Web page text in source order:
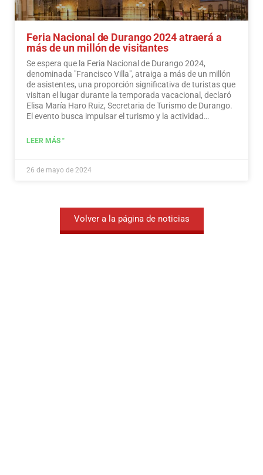
Feria Nacional de Durango 2024 atraerá a
más de un millón de visitantes
Se espera que la Feria Nacional de Durango 2024,
denominada "Francisco Villa", atraiga a más de un millón
de asistentes, una proporción significativa de turistas que
visitan el lugar durante la temporada vacacional, declaró
Elisa María Haro Ruiz, Secretaria de Turismo de Durango.
El evento busca impulsar el turismo y la actividad
LEER MÁS "
26 de mayo de 2024
Volver a la página de noticias